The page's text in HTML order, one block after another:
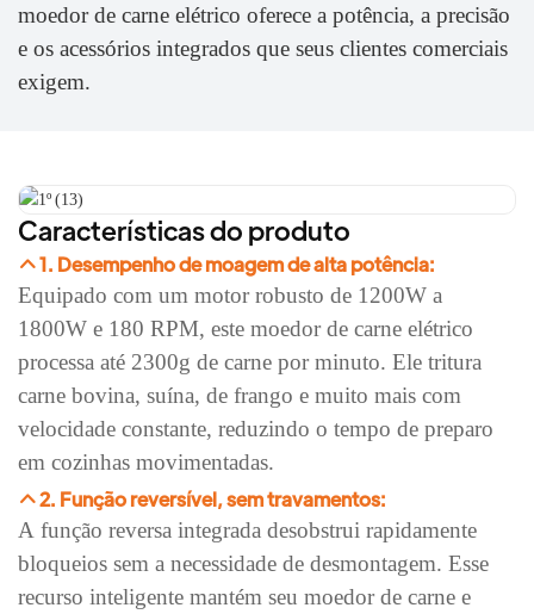
moedor de carne elétrico oferece a potência, a precisão
e os acessórios integrados que seus clientes comerciais
exigem.
Características do produto
1. Desempenho de moagem de alta potência:
Equipado com um motor robusto de 1200W a
1800W e 180 RPM, este moedor de carne elétrico
processa até 2300g de carne por minuto. Ele tritura
carne bovina, suína, de frango e muito mais com
velocidade constante, reduzindo o tempo de preparo
em cozinhas movimentadas.
2. Função reversível, sem travamentos:
A função reversa integrada desobstrui rapidamente
bloqueios sem a necessidade de desmontagem. Esse
recurso inteligente mantém seu moedor de carne e